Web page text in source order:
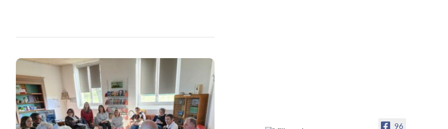
96